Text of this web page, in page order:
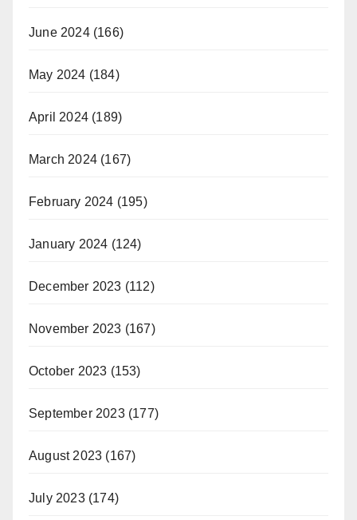
June 2024(166)
May 2024 (184)
April 2024 (189)
March 2024 (167)
February 2024 (195)
January 2024 (124)
December 2023 (112)
November 2023 (167)
October 2023 (153)
September 2023(177)
August 2023 (167)
July 2023(174)